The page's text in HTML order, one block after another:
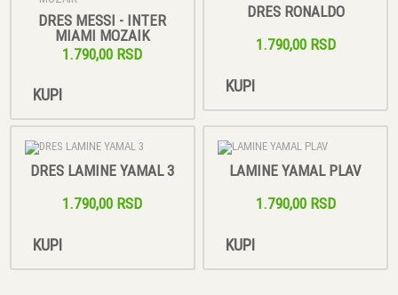
DRES MESSI - INTER
MIAMI MOZAIK
1.790,00 RSD
KUPI
DRES RONALDO
1.790,00 RSD
KUPI
DRES LAMINE YAMAL 3
1.790,00 RSD
KUPI
LAMINE YAMAL PLAV
1.790,00 RSD
KUPI